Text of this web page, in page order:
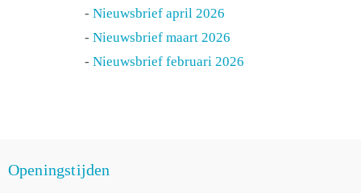
-Nieuwsbrief april 2026
-Nieuwsbrief maart 2026
-Nieuwsbrief februari 2026
Openingstijden